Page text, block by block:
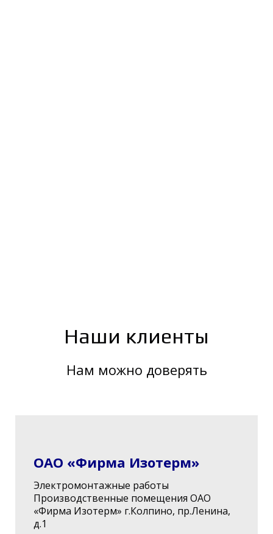
Наши клиенты
Нам можно доверять
ОАО «Фирма Изотерм»
Электромонтажные работы
Производственные помещения ОАО
«Фирма Изотерм» г.Колпино, пр.Ленина,
д.1